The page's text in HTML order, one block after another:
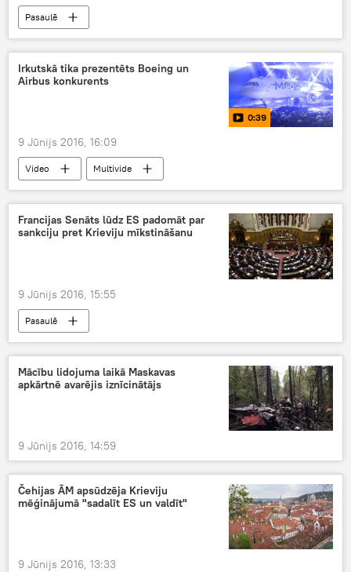
Pasaulē
Irkutskā tika prezentēts Boeing un
Airbus konkurents
0:39
9 Jūnijs 2016, 16:09
Video Multivide
Francijas Senāts lūdz ES padomāt par
sankciju pret Krieviju mīkstināšanu
9 Jūnijs 2016, 15:55
Pasaulē
Mācību lidojuma laikā Maskavas
apkārtnē avarējis iznīcinātājs
9 Jūnijs 2016, 14:59
Čehijas ĀM apsūdzēja Krieviju
mēģinājumā "sadalīt ES un valdīt"
9 Jūnijs 2016, 13:33